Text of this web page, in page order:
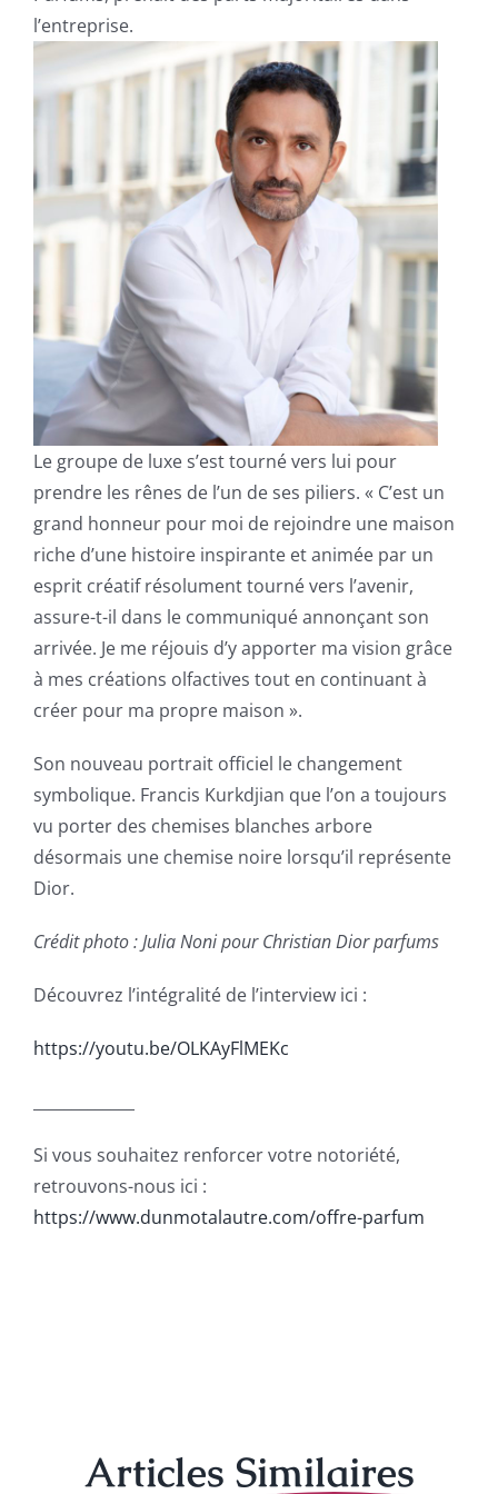
l’entreprise.
Le groupe de luxe s’est tourné vers lui pour
prendre les rênes de l’un de ses piliers. « C’est un
grand honneur pour moi de rejoindre une maison
riche d’une histoire inspirante et animée par un
esprit créatif résolument tourné vers l’avenir,
assure-t-il dans le communiqué annonçant son
arrivée. Je me réjouis d’y apporter ma vision grâce
à mes créations olfactives tout en continuant à
créer pour ma propre maison ».
Son nouveau portrait officiel le changement
symbolique. Francis Kurkdjian que l’on a toujours
vu porter des chemises blanches arbore
désormais une chemise noire lorsqu’il représente
Dior.
Crédit photo : Julia Noni pour Christian Dior parfums
Découvrez l’intégralité de l’interview ici :
https://youtu.be/OLKAyFlMEKc
Si vous souhaitez renforcer votre notoriété,
retrouvons-nous ici :
https://www.dunmotalautre.com/offre-parfum
Articles Similaires